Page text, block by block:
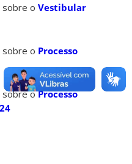
sobre oVestibular
sobre o Processo
sobre oProcesso